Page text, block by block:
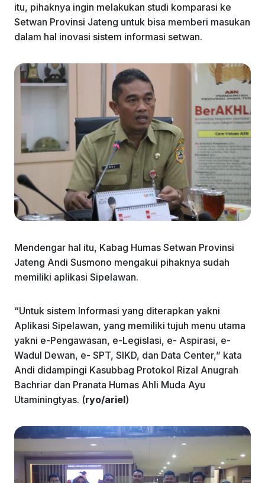
itu, pihaknya ingin melakukan studi komparasi ke
Setwan Provinsi Jateng untuk bisa memberi masukan
dalam hal inovasi sistem informasi setwan.
Mendengar hal itu, Kabag Humas Setwan Provinsi
Jateng Andi Susmono mengakui pihaknya sudah
memiliki aplikasi Sipelawan.
“Untuk sistem Informasi yang diterapkan yakni
Aplikasi Sipelawan, yang memiliki tujuh menu utama
yakni e-Pengawasan, e-Legislasi, e- Aspirasi, e-
Wadul Dewan, e- SPT, SIKD, dan Data Center,” kata
Andi didampingi Kasubbag Protokol Rizal Anugrah
Bachriar dan Pranata Humas Ahli Muda Ayu
Utaminingtyas. (ryo/ariel)